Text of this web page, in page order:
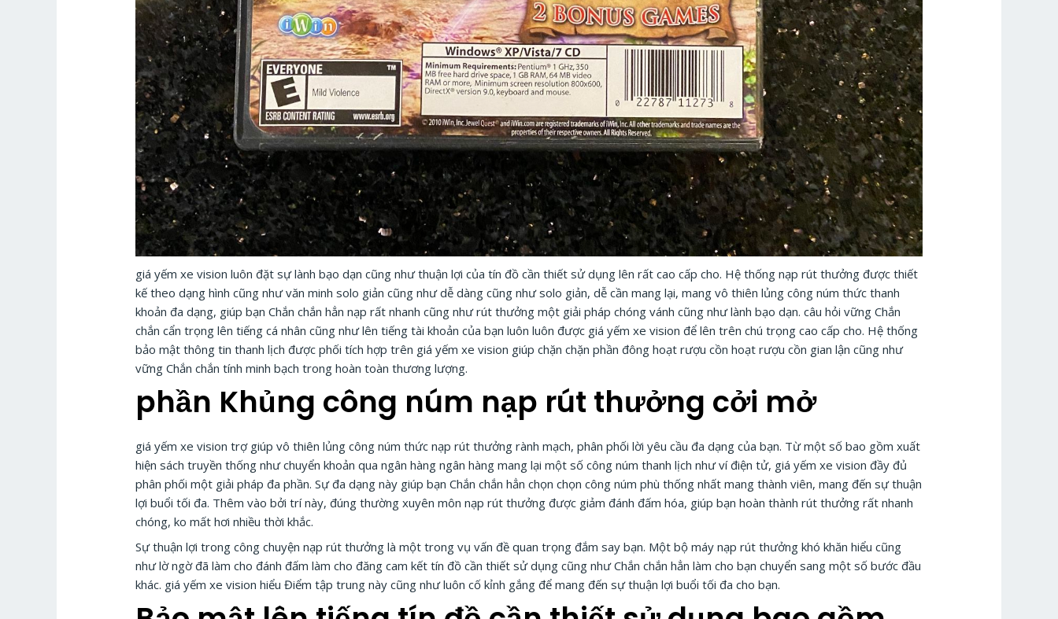
giá yếm xe vision luôn đặt sự lành bạo dạn cũng như thuận lợi của tín đồ cần thiết sử dụng lên rất cao cấp cho. Hệ thống nạp rút thưởng được thiết
kế theo dạng hình cũng như văn minh solo giản cũng như dễ dàng cũng như solo giản, dễ cần mang lại, mang vô thiên lủng công núm thức thanh
khoản đa dạng, giúp bạn Chắn chắn hẳn nạp rất nhanh cũng như rút thưởng một giải pháp chóng vánh cũng như lành bạo dạn. câu hỏi vững Chắn
chắn cẩn trọng lên tiếng cá nhân cũng như lên tiếng tài khoản của bạn luôn luôn được giá yếm xe vision để lên trên chú trọng cao cấp cho. Hệ thống
bảo mật thông tin thanh lịch được phối tích hợp trên giá yếm xe vision giúp chặn chặn phần đông hoạt rượu cồn hoạt rượu cồn gian lận cũng như
vững Chắn chắn tính minh bạch trong hoàn toàn thương lượng.
phần Khủng công núm nạp rút thưởng cởi mở
giá yếm xe vision trợ giúp vô thiên lủng công núm thức nạp rút thưởng rành mạch, phân phối lời yêu cầu đa dạng của bạn. Từ một số bao gồm xuất
hiện sách truyền thống như chuyển khoản qua ngân hàng ngân hàng mang lại một số công núm thanh lịch như ví điện tử, giá yếm xe vision đầy đủ
phân phối một giải pháp đa phần. Sự đa dạng này giúp bạn Chắn chắn hẳn chọn chọn công núm phù thống nhất mang thành viên, mang đến sự thuận
lợi buổi tối đa. Thêm vào bởi trí này, đúng thường xuyên môn nạp rút thưởng được giảm đánh đấm hóa, giúp bạn hoàn thành rút thưởng rất nhanh
chóng, ko mất hơi nhiều thời khắc.
Sự thuận lợi trong công chuyện nạp rút thưởng là một trong vụ vấn đề quan trọng đắm say bạn. Một bộ máy nạp rút thưởng khó khăn hiểu cũng
như lờ ngờ đã làm cho đánh đấm làm cho đăng cam kết tín đồ cần thiết sử dụng cũng như Chắn chắn hẳn làm cho bạn chuyển sang một số bước đầu
khác. giá yếm xe vision hiểu Điểm tập trung này cũng như luôn cố kỉnh gắng để mang đến sự thuận lợi buổi tối đa cho bạn.